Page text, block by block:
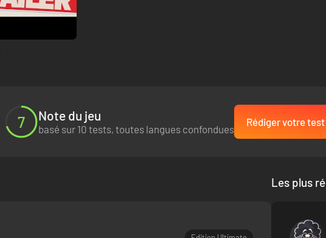
7 Note du jeu
basé sur 10 tests, toutes langues confondues
Rédiger votre
Les plus